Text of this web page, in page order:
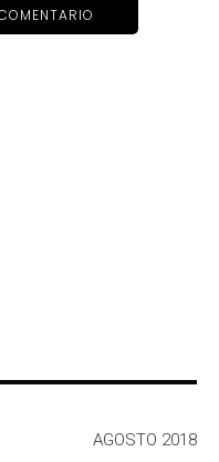
AGOSTO 2018